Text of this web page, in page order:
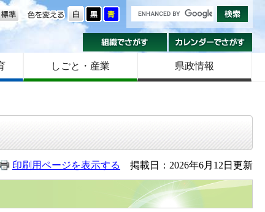
色を変える
さ
組織でさがす
しごと・産業 県政情報
印刷用ページを表示する 掲載日：2026年6月12日更新